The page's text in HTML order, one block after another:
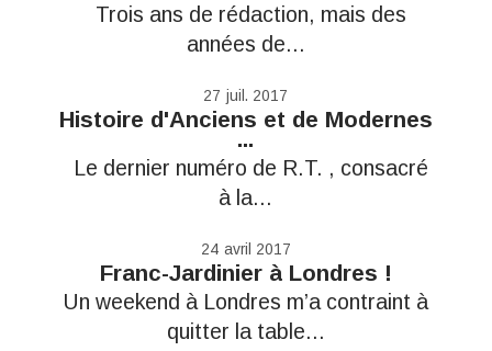
Trois ans de rédaction, mais des
années de...
27 juil. 2017
Histoire d'Anciens et de Modernes
...
Le dernier numéro de R.T. , consacré
à la...
24 avril 2017
Franc-Jardinier à Londres !
Un weekend à Londres m’a contraint à
quitter la table...